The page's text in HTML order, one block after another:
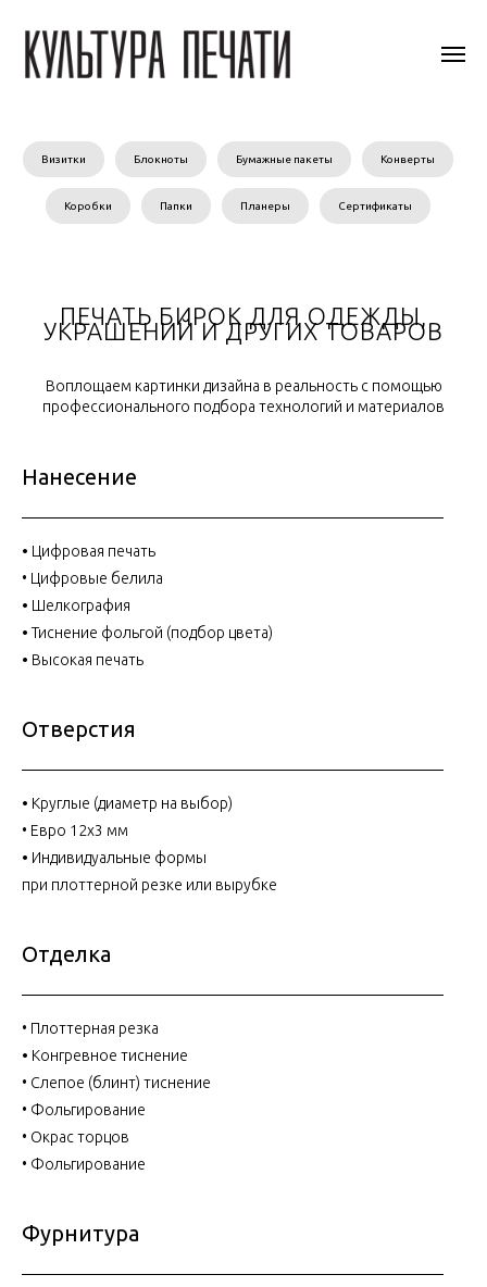
Визитки Блокноты Бумажные пакеты Конверты
Коробки Папки Планеры Сертификаты
ПЕЧАТЬ БИРОК ДЛЯ ОДЕЖДЫ,
УКРАШЕНИЙ И ДРУГИХ ТОВАРОВ
Воплощаем картинки дизайна в реальность с помощью
профессионального подбора технологий и материалов
Нанесение
• Цифровая печать
• Цифровые белила
• Шелкография
• Тиснение фольгой (подбор цвета)
• Высокая печать
Отверстия
• Круглые (диаметр на выбор)
• Евро 12x3 мм
• Индивидуальные формы
при плоттерной резке или вырубке
Отделка
• Плоттерная резка
• Конгревное тиснение
• Слепое (блинт) тиснение
• Фольгирование
• Окрас торцов
• Фольгирование
Фурнитура